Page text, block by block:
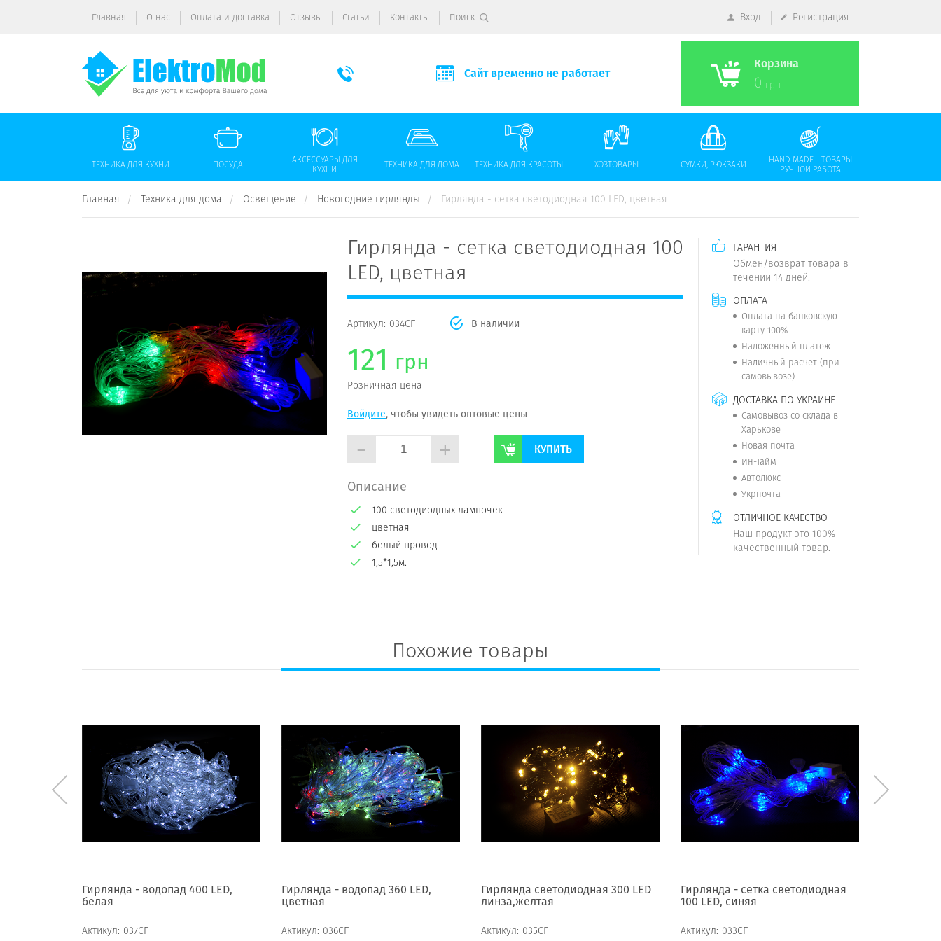
Главная О нас Оплата и доставка Отзывы Статьи Контакты Поиск Вход Регистрация
Сайт временно не работает
Корзина
0 грн
ТЕХНИКА ДЛЯ КУХНИ ПОСУДА
АКСЕССУАРЫ ДЛЯ
КУХНИ
ТЕХНИКА ДЛЯ ДОМА ТЕХНИКА ДЛЯ КРАСОТЫ ХОЗТОВАРЫ СУМКИ, РЮКЗАКИ
HAND MADE - ТОВАРЫ
РУЧНОЙ РАБОТА
Главная Техника для дома Освещение Новогодние гирлянды Гирлянда - сетка светодиодная 100 LED, цветная
Гирлянда - сетка светодиодная 100
LED, цветная
Артикул: 034СГ В наличии
121 грн
Розничная цена
Войдите, чтобы увидеть оптовые цены
- + КУПИТЬ
Описание
100 светодиодных лампочек
цветная
белый провод
1,5*1,5м.
ГАРАНТИЯ
Обмен/возврат товара в
течении 14 дней.
ОПЛАТА
Оплата на банковскую
карту 100%
Наложенный платеж
Наличный расчет (при
самовывозе)
ДОСТАВКА ПО УКРАИНЕ
Самовывоз со склада в
Харькове
Новая почта
Ин-Тайм
Автолюкс
Укрпочта
ОТЛИЧНОЕ КАЧЕСТВО
Наш продукт это 100%
качественный товар.
Похожие товары
Гирлянда - водопад 400 LED,
белая
Актикул: 037СГ
Гирлянда - водопад 360 LED,
цветная
Актикул: 036СГ
Гирлянда светодиодная 300 LED
линза,желтая
Актикул: 035СГ
Гирлянда - сетка светодиодная
100 LED, синяя
Актикул: 033СГ